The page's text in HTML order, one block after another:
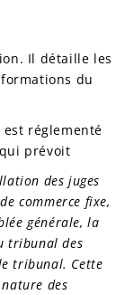
Il détaille les
du
réglementé
qui prévoit
des juges
commerce fixe,
générale, la
tribunal des
tribunal. Cette
des